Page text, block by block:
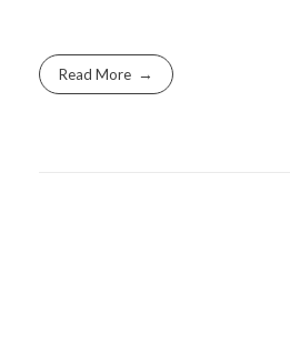
Read More